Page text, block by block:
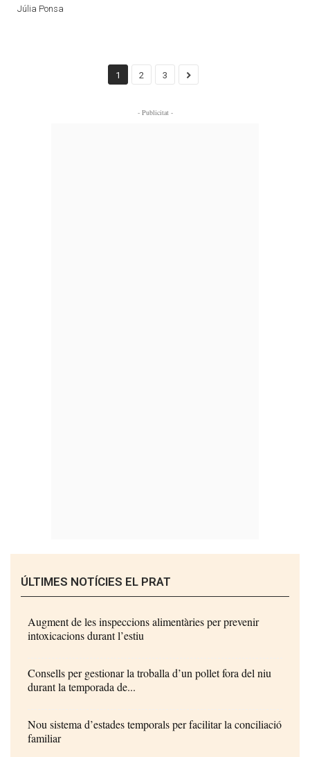
Júlia Ponsa
1 2 3
- Publicitat -
ÚLTIMES NOTÍCIES EL PRAT
Augment de les inspeccions alimentàries per prevenir
intoxicacions durant l’estiu
Consells per gestionar la troballa d’un pollet fora del niu
durant la temporada de...
Nou sistema d’estades temporals per facilitar la conciliació
familiar